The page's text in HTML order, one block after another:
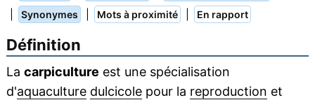
Synonymes Mots à proximité En rapport
Définition
La carpiculture est une spécialisation
d'aquaculture dulcicolepour la reproduction et